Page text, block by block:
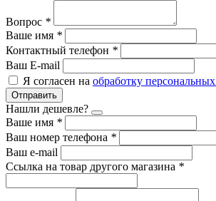
Вопрос *
Ваше имя *
Контактный телефон *
Ваш E-mail
Я согласен на обработку
Отправить
Нашли дешевле?
Ваше имя *
Ваш номер телефона *
Ваш e-mail
Ссылка на товар другого магазина *